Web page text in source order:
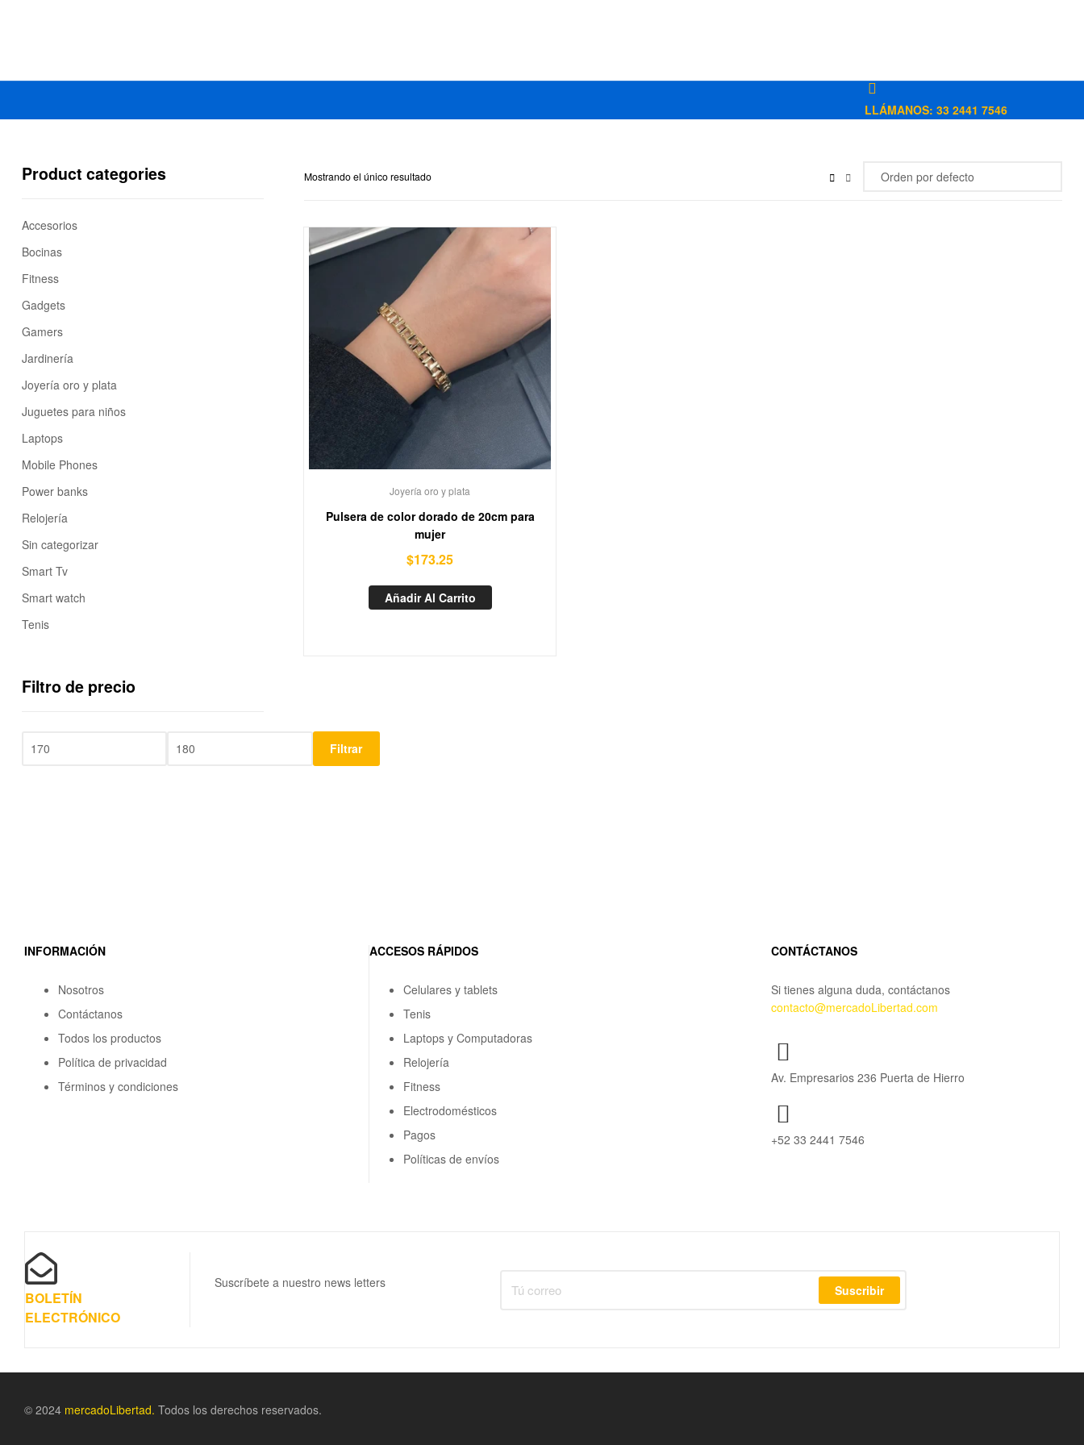
LLÁMANOS: 33 2441 7546
Mostrando el único resultado
Joyería oro y plata
Pulsera de color dorado de 20cm para
mujer
$173.25
Añadir Al Carrito
Product categories
Accesorios
Bocinas
Fitness
Gadgets
Gamers
Jardinería
Joyería oro y plata
Juguetes para niños
Laptops
Mobile Phones
Power banks
Relojería
Sin categorizar
Smart Tv
Smart watch
Tenis
Filtro de precio
Filtrar
INFORMACIÓN
Nosotros
Contáctanos
Todos los productos
Política de privacidad
Términos y condiciones
ACCESOS RÁPIDOS
Celulares y tablets
Tenis
Laptops y Computadoras
Relojería
Fitness
Electrodomésticos
Pagos
Políticas de envíos
CONTÁCTANOS
Si tienes alguna duda, contáctanos
contacto@mercadoLibertad.com
Av. Empresarios 236 Puerta de Hierro
+52 33 2441 7546
BOLETÍN
ELECTRÓNICO
Suscríbete a nuestro news letters Suscribir
© 2024 mercadoLibertad. Todos los derechos reservados.